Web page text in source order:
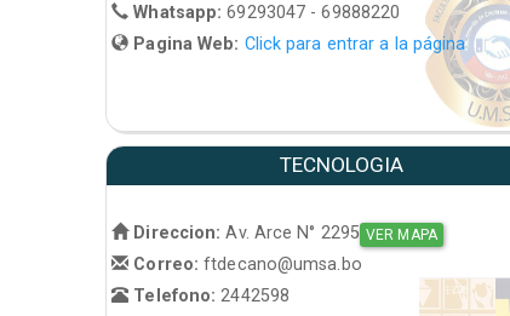
Whatsapp:69293047 - 69888220
Pagina Web: Click para entrar a la página
TECNOLOGIA
Direccion: Av. Arce N° 2295 VER MAPA
Correo:ftdecano@umsa.bo
Telefono:2442598